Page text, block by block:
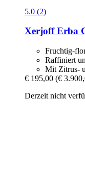
5.0 (2)
XerjoffErba
Fruchtig-
Raffiniert
Mit Zitrus-
€ 195,00 (€
Derzeit nicht